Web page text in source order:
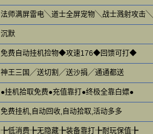
法师满屏雷电╲道士全屏宠物╲战士溅射攻击╲
沉默
免费自动挂机捡物◆攻速176◆回馈可打◆
神王三国╱送切割╱送沙捐╱通通都送
●挂机拾取免费●充值靠打●终极全靠白嫖●
免费挂机,自动回收,自动拾取,活动多多
╊低消费╊无隐藏╊装备靠打╊耐玩保值╊